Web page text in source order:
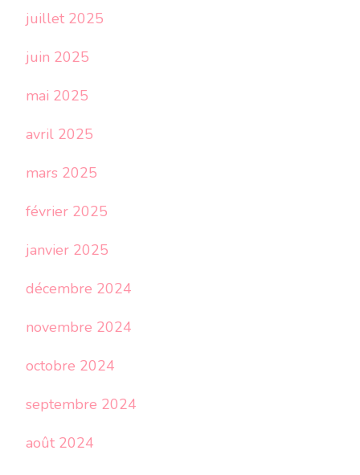
juillet 2025
juin 2025
mai 2025
avril 2025
mars 2025
février 2025
janvier 2025
décembre 2024
novembre 2024
octobre 2024
septembre 2024
août 2024